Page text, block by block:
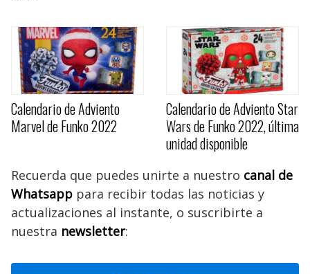
Calendario de Adviento
Marvel de Funko 2022
Calendario de Adviento Star
Wars de Funko 2022, última
unidad disponible
Recuerda que puedes unirte a nuestro canal de
Whatsapp para recibir todas las noticias y
actualizaciones al instante, o suscribirte a
nuestra newsletter: